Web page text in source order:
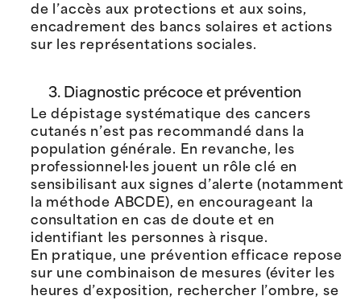
de l’accès aux protections et aux soins,
encadrement des bancs solaires et actions
sur les représentations sociales.
3. Diagnostic précoce et prévention
Le dépistage systématique des cancers
cutanés n’est pas recommandé dans la
population générale. En revanche, les
professionnel·les jouent un rôle clé en
sensibilisant aux signes d’alerte (notamment
la méthode ABCDE), en encourageant la
consultation en cas de doute et en
identifiant les personnes à risque.
En pratique, une prévention efficace repose
sur une combinaison de mesures (éviter les
heures d’exposition, rechercher l’ombre, se